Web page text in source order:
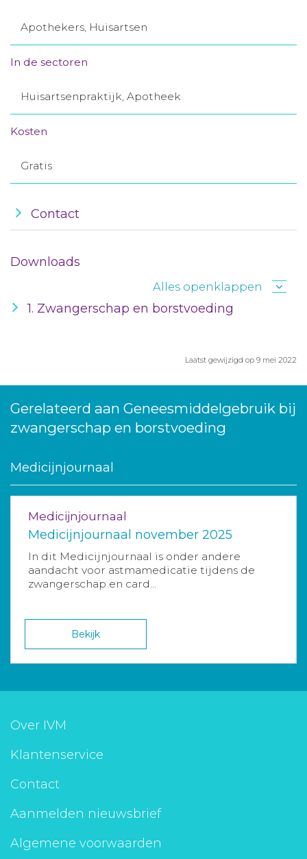
Apothekers, Huisartsen
In de sectoren
Huisartsenpraktijk, Apotheek
Kosten
Gratis
Contact
Downloads
Alles openklappen
1. Zwangerschap en borstvoeding
Laatst gewijzigd op 9 mei 2022
Gerelateerd aan Geneesmiddelgebruik bij
zwangerschap en borstvoeding
Medicijnjournaal
Medicijnjournaal
Medicijnjournaal november 2025
In dit Medicijnjournaal is onder andere
aandacht voor astmamedicatie tijdens de
zwangerschap en card...
Bekijk
Over IVM
Klantenservice
Contact
Aanmelden nieuwsbrief
Algemene voorwaarden